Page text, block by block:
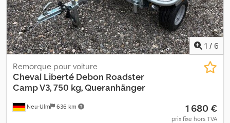
1 / 6
Neu-Ulm 636 km
Remorque pour voiture
Cheval Liberté Debon Roadster
Camp V3, 750 kg, Queranhänger
1 680 €
prix fixe hors TVA